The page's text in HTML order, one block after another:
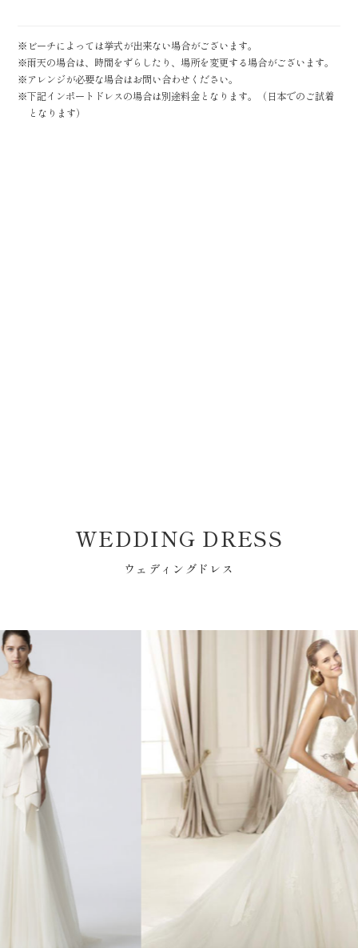
※ビーチによっては挙式が出来ない場合がございます。
※雨天の場合は、時間をずらしたり、場所を変更する場合がございます。
※アレンジが必要な場合はお問い合わせください。
※下記インポートドレスの場合は別途料金となります。（日本でのご試着
となります）
WEDDING DRESS
ウェディングドレス